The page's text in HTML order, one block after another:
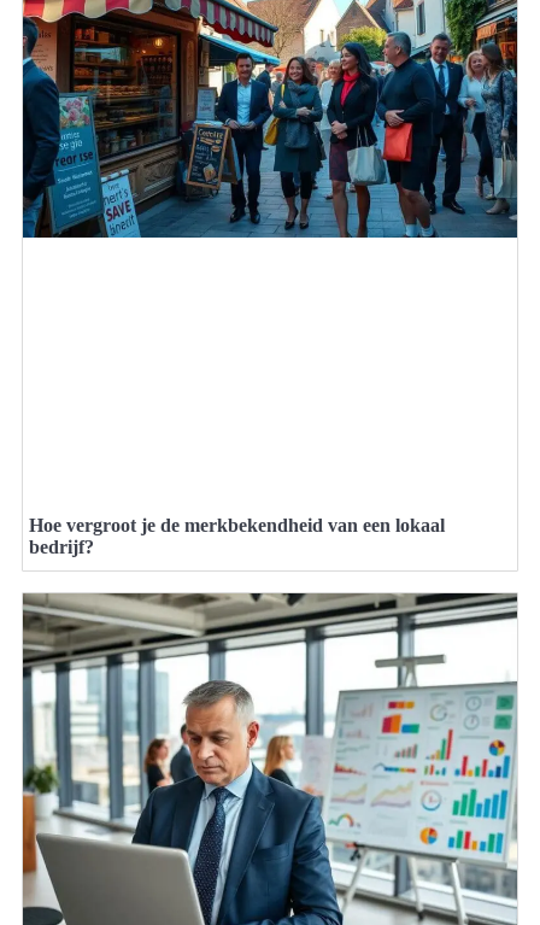
Hoe vergroot je de merkbekendheid van een lokaal
bedrijf?